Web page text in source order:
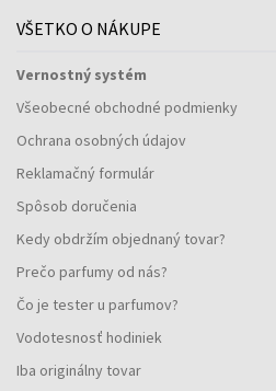
VŠETKO O NÁKUPE
Vernostný systém
Všeobecné obchodné podmienky
Ochrana osobných údajov
Reklamačný formulár
Spôsob doručenia
Kedy obdržím objednaný tovar?
Prečo parfumy od nás?
Čo je tester u parfumov?
Vodotesnosť hodiniek
Iba originálny tovar